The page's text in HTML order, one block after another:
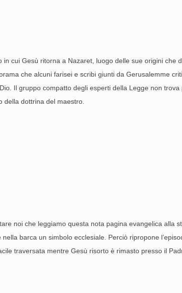
cui Gesù ritorna a Nazaret, luogo delle sue origini che
che alcuni farisei e scribi giunti da Gerusalemme
Il gruppo compatto degli esperti della Legge non
dottrina del maestro.
noi che leggiamo questa nota pagina evangelica alla
barca un simbolo ecclesiale. Perciò ripropone
traversata mentre Gesù risorto è rimasto presso il